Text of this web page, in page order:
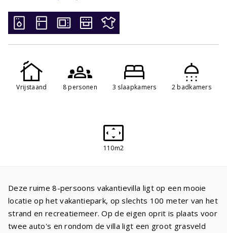
Vrijstaand 8 personen 3 slaapkamers 2 badkamers
110m2
Deze ruime 8-persoons vakantievilla ligt op een mooie
locatie op het vakantiepark, op slechts 100 meter van het
strand en recreatiemeer. Op de eigen oprit is plaats voor
twee auto's en rondom de villa ligt een groot grasveld